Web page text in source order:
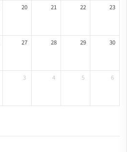
20 21 22 23
27 28 29 30
3 4 5 6